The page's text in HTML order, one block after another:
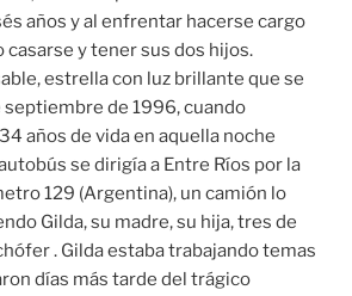
años y al enfrentar hacerse cargo
casarse y tener sus dos hijos.
estrella con luz brillante que se
septiembre de 1996, cuando
años de vida en aquella noche
se dirigía a Entre Ríos por la
129 (Argentina), un camión lo
Gilda, su madre, su hija, tres de
. Gilda estaba trabajando temas
días más tarde del trágico